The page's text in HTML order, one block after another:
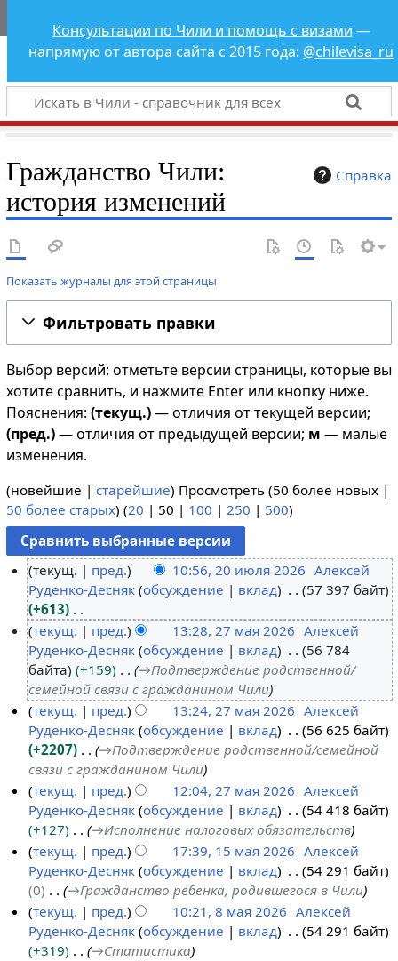
Чили - справочник
для всех
Консультации по Чили и помощь с визами —
напрямую от автора сайта с 2015 года: @chilevisa_ru
Справка
Гражданство Чили:
история изменений
Показать журналы для этой страницы
Фильтровать правки
Выбор версий: отметьте версии страницы, которые вы
хотите сравнить, и нажмите Enter или кнопку ниже.
Пояснения: (текущ.)— отличия от текущей версии;
(пред.)— отличия от предыдущей версии; м — малые
изменения.
(новейшие | старейшие) Просмотреть (50 более новых|
50 более старых) (20 | 50 | 100 | 250 | 500)
и
2
текущ. пред. 10:56, 20 июля 2026 Алексей
Руденко-Десняк обсуждение вклад
57 397 байт
+613
Н
е
т
о
п
и
с
а
н
и
я
п
р
а
в
к
и
а
2
текущ. пред. 13:28, 27 мая 2026 Алексей
Руденко-Десняк обсуждение вклад
56 784
байта
+159 →Подтверждение родственной/
семейной связи с гражданином Чили
текущ.
пред. 13:24, 27 мая 2026 Алексей
Руденко-Десняк обсуждение вклад
56 625 байт
+2207
→Подтверждение родственной/семейной
связи с гражданином Чили
текущ.
пред. 12:04, 27 мая 2026 Алексей
Руденко-Десняк обсуждение вклад
54 418 байт
+127
→Исполнение налоговых обязательств
м
текущ. пред. 17:39, 15 мая 2026 Алексей
Руденко-Десняк обсуждение вклад
54 291 байт
0
→Гражданство ребенка, родившегося в Чили
текущ. пред. 10:21, 8 мая 2026 Алексей
Руденко-Десняк обсуждение вклад
54 291 байт
+319
→Статистика